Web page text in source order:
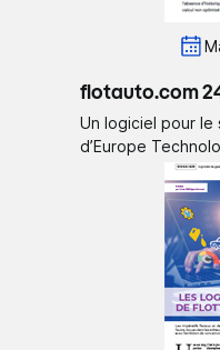
flotauto.com
Un logiciel pour le
d’Europe